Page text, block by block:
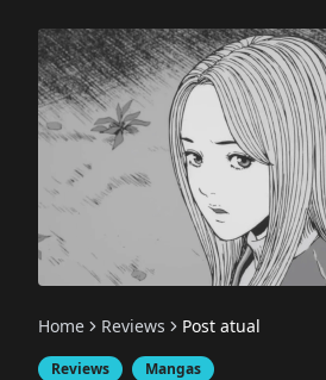
Home Reviews Post atual
Reviews Mangas